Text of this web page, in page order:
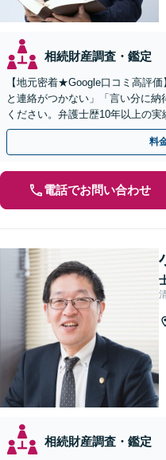
相続財産調査・鑑定
【地元密着★Google口コミ高評
と連絡がつかない」「言い分に
ください。弁護士歴10年以上の実
まで幅広く対応【休日・夜間相談
料
電話でお問い合わせ
相続財産調査・鑑定